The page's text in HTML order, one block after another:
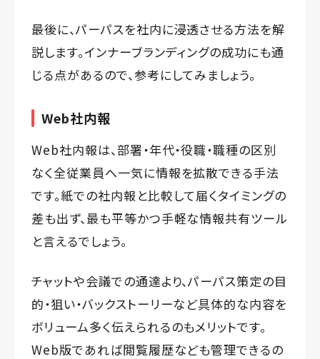
最後に、パーパスを社内に浸透させる方法を解
説します。インナーブランディングの成功にも通
じる点があるので、参考にしてみましょう。
Web社内報
Web社内報は、部署・年代・役職・職種の区別
なく全従業員へ一気に情報を拡散できる手法
です。紙での社内報と比較して届くタイミングの
差も出ず、最も平等かつ手軽な情報共有ツール
と言えるでしょう。
チャットや会議での通達より、パーパス策定の目
的・狙い・バックストーリーなど具体的な内容を
ボリューム多く伝えられるのもメリットです。
Web版であれば閲覧履歴なども管理できるの